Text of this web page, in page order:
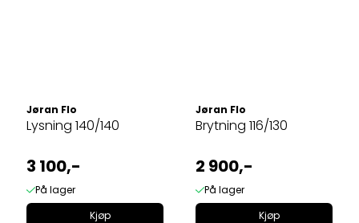
Jøran Flo
Lysning 140/140
3 100,-
På lager
Kjøp
Jøran Flo
Brytning 116/130
2 900,-
På lager
Kjøp